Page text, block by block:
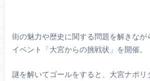
街の魅力や歴史に関する問題を解きなが
イベント「大宮からの挑戦状」を開催。
謎を解いてゴールをすると、大宮ナポリ